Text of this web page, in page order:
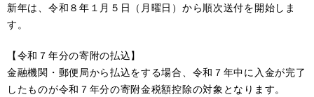
新年は、令和８年１月５日（月曜日）から順次送付を開始しま
す。
【令和７年分の寄附の払込】
金融機関・郵便局から払込をする場合、令和７年中に入金が完了
したものが令和７年分の寄附金税額控除の対象となります。